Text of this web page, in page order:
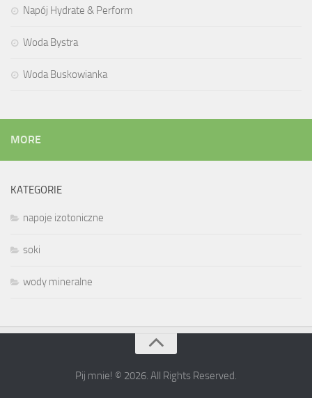
Napój Hydrate & Perform
Woda Bystra
Woda Buskowianka
MORE
KATEGORIE
napoje izotoniczne
soki
wody mineralne
Pij mnie! © 2026. All Rights Reserved.